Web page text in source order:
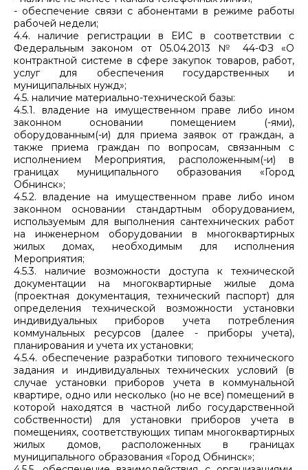
- обеспечение связи с абонентами в режиме работы
рабочей недели;
4.4. наличие регистрации в ЕИС в соответствии с
Федеральным законом от 05.04.2013 № 44-ФЗ «О
контрактной системе в сфере закупок товаров, работ,
услуг для обеспечения государственных и
муниципальных нужд»;
4.5. наличие материально-технической базы:
4.5.1. владение на имущественном праве либо ином
законном основании помещением (-ями),
оборудованным(-и) для приема заявок от граждан, а
также приема граждан по вопросам, связанным с
исполнением Мероприятия, расположенным(-и) в
границах муниципального образования «Город
Обнинск»;
4.5.2. владение на имущественном праве либо ином
законном основании стандартным оборудованием,
используемым для выполнения сантехнических работ
на инженерном оборудовании в многоквартирных
жилых домах, необходимым для исполнения
Мероприятия;
4.5.3. наличие возможности доступа к технической
документации на многоквартирные жилые дома
(проектная документация, технический паспорт) для
определения технической возможности установки
индивидуальных приборов учета потребления
коммунальных ресурсов (далее - приборы учета),
планирования и учета их установки;
4.5.4. обеспечение разработки типового технического
задания и индивидуальных технических условий (в
случае установки приборов учета в коммунальной
квартире, одно или несколько (но не все) помещений в
которой находятся в частной либо государственной
собственности) для установки приборов учета в
помещениях, соответствующих типам многоквартирных
жилых домов, расположенных в границах
муниципального образования «Город Обнинск»;